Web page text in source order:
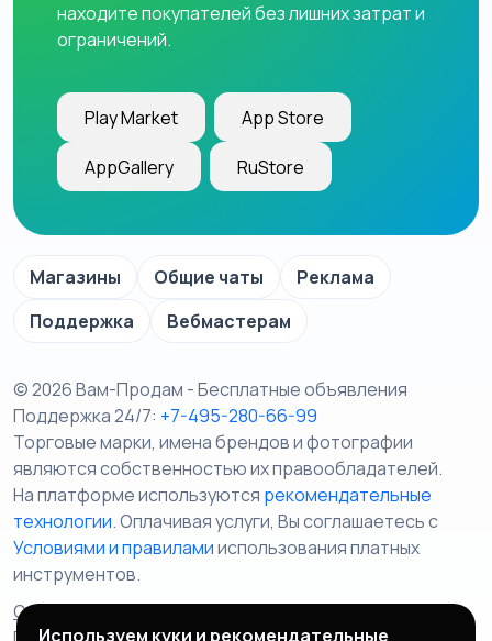
находите покупателей без лишних затрат и
ограничений.
Play Market App Store
AppGallery RuStore
Магазины Общие чаты
Реклама
Поддержка
Вебмастерам
© 2026 Вам-Продам - Бесплатные объявления
Поддержка 24/7: +7-495-280-66-99
Торговые марки, имена брендов и фотографии
являются собственностью их правообладателей.
На платформе используются рекомендательные
технологии. Оплачивая услуги, Вы соглашаетесь c
Условиями и правиламииспользования платных
инструментов.
Отказ от ответственности
Правила сервиса
Используем куки и рекомендательные